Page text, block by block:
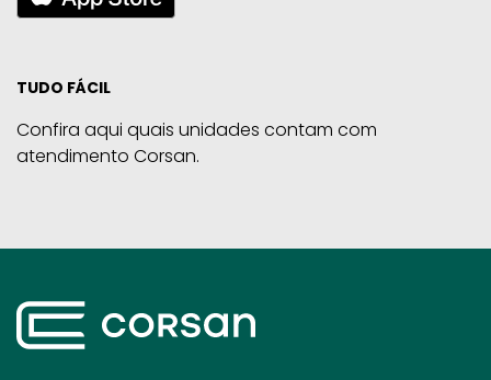
TUDO FÁCIL
Confira aqui quais unidades contam com
atendimento Corsan.